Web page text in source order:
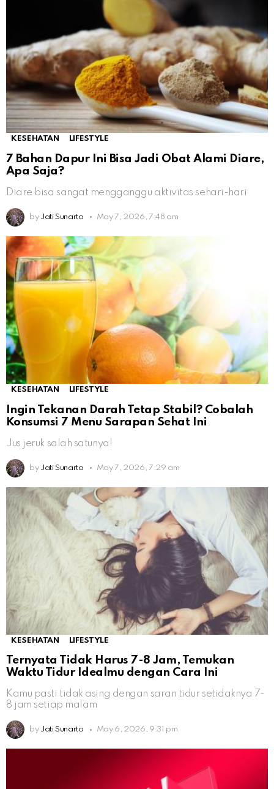
KESEHATAN LIFESTYLE
7 Bahan Dapur Ini Bisa Jadi Obat Alami Diare,
Apa Saja?
Diare bisa sangat mengganggu aktivitas sehari-hari
by Jati Sunarto May 7, 2026, 7:48 am
KESEHATAN LIFESTYLE
Ingin Tekanan Darah Tetap Stabil? Cobalah
Konsumsi 7 Menu Sarapan Sehat Ini
Jus jeruk salah satunya!
by Jati Sunarto May 7, 2026, 7:29 am
KESEHATAN LIFESTYLE
Ternyata Tidak Harus 7-8 Jam, Temukan
Waktu Tidur Idealmu dengan Cara Ini
Kamu pasti tidak asing dengan saran tidur setidaknya 7-
8 jam setiap malam
by Jati Sunarto May 6, 2026, 9:31 pm